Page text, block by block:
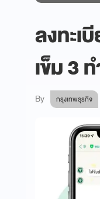
ลงทะเ
เข็ม 3
By กรุงเทพธุรกิจ